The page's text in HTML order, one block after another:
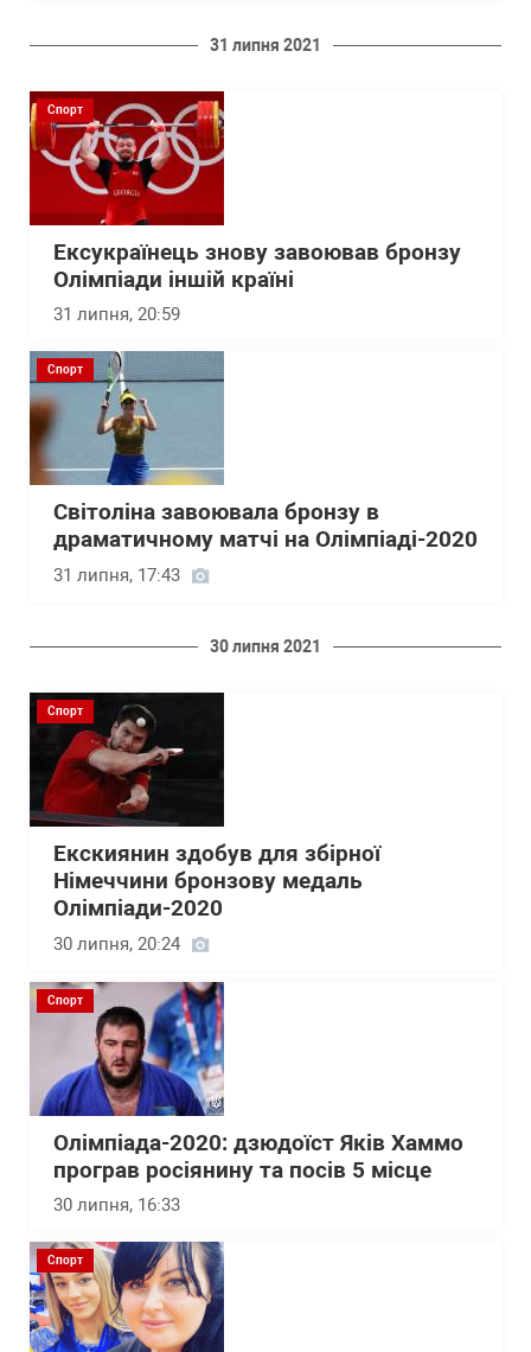
31 липня 2021
Спорт
Ексукраїнець знову завоював бронзу
Олімпіади іншій країні
31 липня, 20:59
Спорт
Світоліна завоювала бронзу в
драматичному матчі на Олімпіаді-2020
31 липня, 17:43
30 липня 2021
Спорт
Екскиянин здобув для збірної
Німеччини бронзову медаль
Олімпіади-2020
30 липня, 20:24
Спорт
Олімпіада-2020: дзюдоїст Яків Хаммо
програв росіянину та посів 5 місце
30 липня, 16:33
Спорт